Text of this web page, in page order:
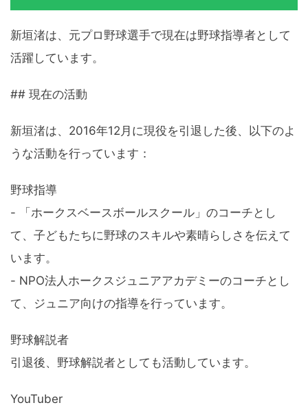
新垣渚は、元プロ野球選手で現在は野球指導者として
活躍しています。
## 現在の活動
新垣渚は、2016年12月に現役を引退した後、以下のよ
うな活動を行っています：
野球指導
- 「ホークスベースボールスクール」のコーチとし
て、子どもたちに野球のスキルや素晴らしさを伝えて
います。
- NPO法人ホークスジュニアアカデミーのコーチとし
て、ジュニア向けの指導を行っています。
野球解説者
引退後、野球解説者としても活動しています。
YouTuber